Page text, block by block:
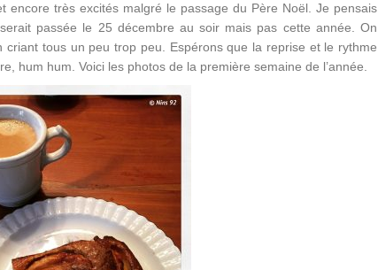
très excités malgré le passage du Père Noël. Je pensais
passée le 25 décembre au soir mais pas cette année. On
criant tous un peu trop peu. Espérons que la reprise et le rythme
hum hum. Voici les photos de la première semaine de l’année.